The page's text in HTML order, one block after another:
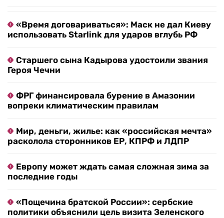
«Время договариваться»: Маск не дал Киеву
использовать Starlink для ударов вглубь РФ
Старшего сына Кадырова удостоили звания
Героя Чечни
ФРГ финансировала бурение в Амазонии
вопреки климатическим правилам
Мир, деньги, жилье: как «российская мечта»
расколола сторонников ЕР, КПРФ и ЛДПР
Европу может ждать самая сложная зима за
последние годы
«Пощечина братской России»: сербские
политики объяснили цель визита Зеленского